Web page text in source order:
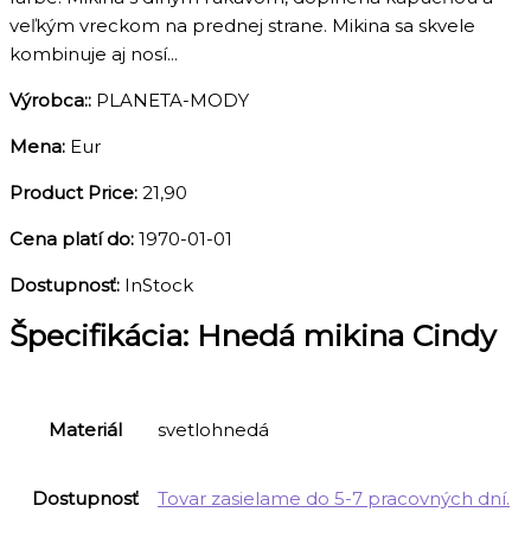
veľkým vreckom na prednej strane. Mikina sa skvele
kombinuje aj nosí...
Výrobca:: PLANETA-MODY
Mena: Eur
Product Price: 21,90
Cena platí do: 1970-01-01
Dostupnosť: InStock
Špecifikácia: Hnedá mikina Cindy
Materiál svetlohnedá
Dostupnosť Tovar zasielame do 5-7 pracovných dní.